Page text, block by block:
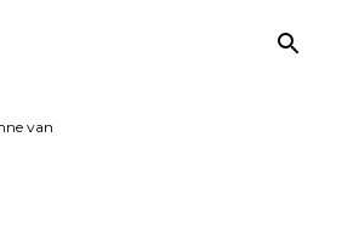
van